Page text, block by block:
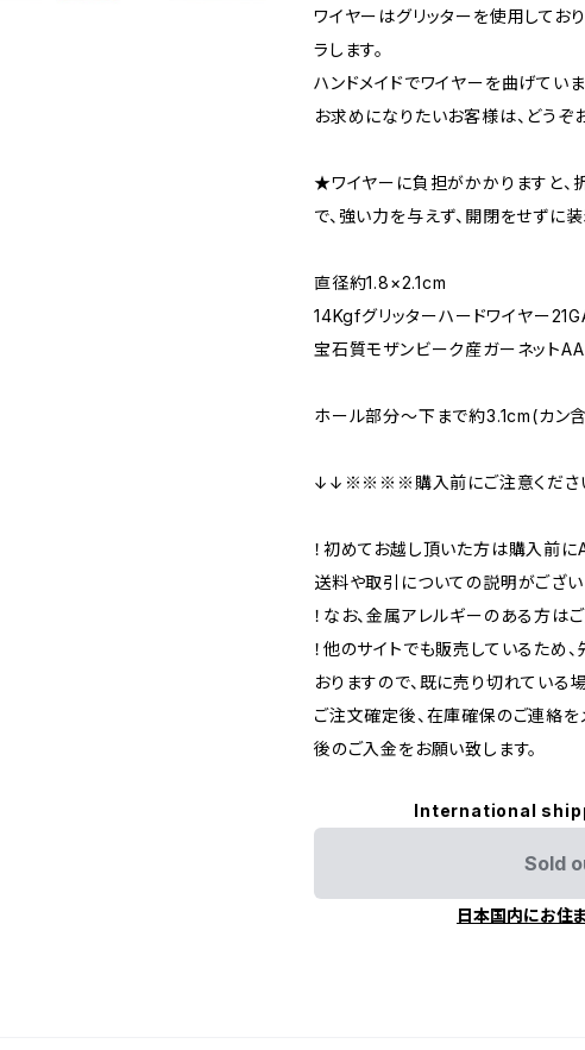
ワイヤーはグリッターを使用してお
ラします。
ハンドメイドでワイヤーを曲げてい
お求めになりたいお客様は、どうぞ
★ワイヤーに負担がかかりますと、
で、強い力を与えず、開閉をせずに
直径約1.8×2.1cm
14Kgfグリッターハードワイヤー
宝石質モザンビーク産ガーネット
ホール部分～下まで約3.1cm(カン
↓↓※※※※購入前にご注意く
！初めてお越し頂いた方は購入前に
送料や取引についての説明がござい
！なお、金属アレルギーのある方は
！他のサイトでも販売しているため
おりますので、既に売り切れている
ご注文確定後、在庫確保のご連絡を
後のご入金をお願い致します。
International
Sold
日本国内にお住